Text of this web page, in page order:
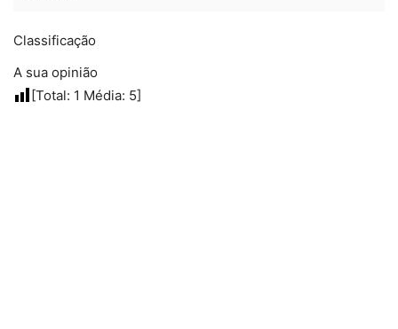
Classificação
A sua opinião
[Total: 1 Média: 5]